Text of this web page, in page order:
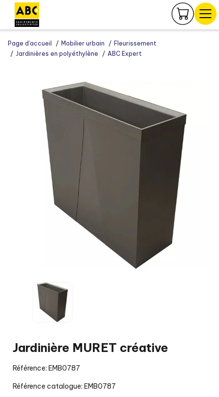
Page d’accueil Mobilier urbain
Fleurissement
Jardinières en polyéthylène
ABC Expert
Jardinière MURET créative
Référence: EMB0787
Référence catalogue: EMB0787
Panneau de gestion des cookies